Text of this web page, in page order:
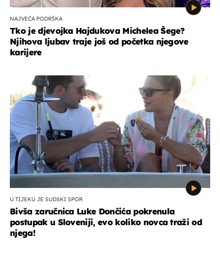
NAJVEĆA PODRŠKA
Tko je djevojka Hajdukova Michelea Šege?
Njihova ljubav traje još od početka njegove
karijere
U TIJEKU JE SUDSKI SPOR
Bivša zaručnica Luke Dončića pokrenula
postupak u Sloveniji, evo koliko novca traži od
njega!